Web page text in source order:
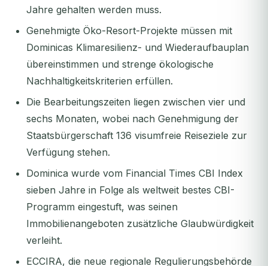
Jahre gehalten werden muss.
Genehmigte Öko-Resort-Projekte müssen mit
Dominicas Klimaresilienz- und Wiederaufbauplan
übereinstimmen und strenge ökologische
Nachhaltigkeitskriterien erfüllen.
Die Bearbeitungszeiten liegen zwischen vier und
sechs Monaten, wobei nach Genehmigung der
Staatsbürgerschaft 136 visumfreie Reiseziele zur
Verfügung stehen.
Dominica wurde vom Financial Times CBI Index
sieben Jahre in Folge als weltweit bestes CBI-
Programm eingestuft, was seinen
Immobilienangeboten zusätzliche Glaubwürdigkeit
verleiht.
ECCIRA, die neue regionale Regulierungsbehörde